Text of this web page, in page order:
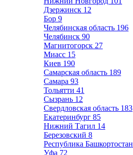
Дзержинск 12
Бор 9
Челябинская область 196
Челябинск 90
Магнитогорск 27
Миасс 15
Киев 190
Самарская область 189
Самара 93
Тольятти 41
Сызрань 12
Свердловская область 183
Екатеринбург 85
Нижний Тагил 14
Березовский 8
Республика Башкортостан
Уфа 72